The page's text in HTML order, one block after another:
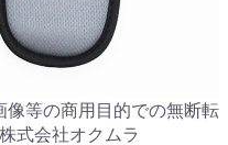
等の商用目的での無断転
式会社オクムラ